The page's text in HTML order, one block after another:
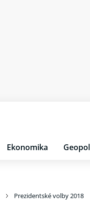
Ekonomika
Prezidentské volby 2018